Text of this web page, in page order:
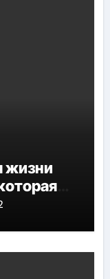
жизни